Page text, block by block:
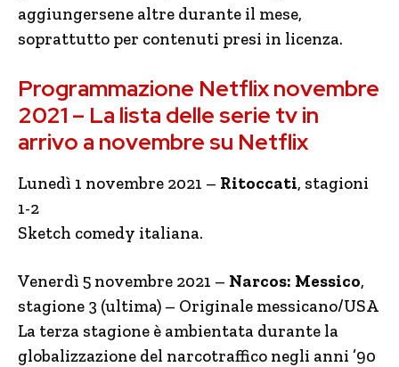
aggiungersene altre durante il mese,
soprattutto per contenuti presi in licenza.
Programmazione Netflix novembre
2021 – La lista delle serie tv in
arrivo a novembre su Netflix
Lunedì 1 novembre 2021 – Ritoccati, stagioni
1-2
Sketch comedy italiana.
Venerdì 5 novembre 2021 – Narcos: Messico,
stagione 3 (ultima) – Originale messicano/USA
La terza stagione è ambientata durante la
globalizzazione del narcotraffico negli anni ’90